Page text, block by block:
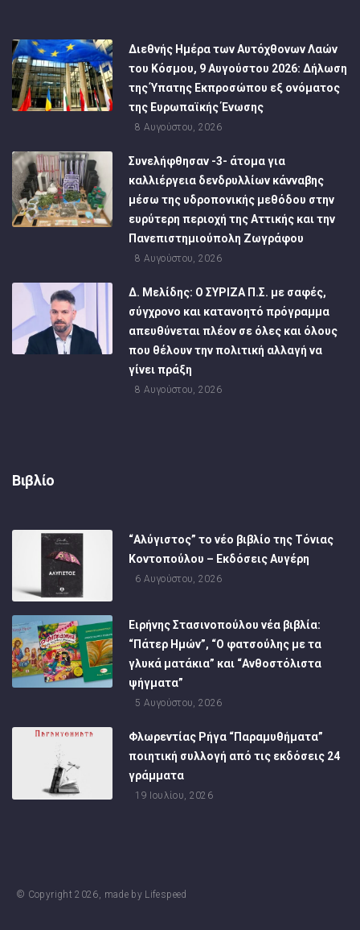
Διεθνής Ημέρα των Αυτόχθονων Λαών
του Κόσμου, 9 Αυγούστου 2026: Δήλωση
της Ύπατης Εκπροσώπου εξ ονόματος
της Ευρωπαϊκής Ένωσης
8 Αυγούστου, 2026
Συνελήφθησαν -3- άτομα για
καλλιέργεια δενδρυλλίων κάνναβης
μέσω της υδροπονικής μεθόδου στην
ευρύτερη περιοχή της Αττικής και την
Πανεπιστημιούπολη Ζωγράφου
8 Αυγούστου, 2026
Δ. Μελίδης: Ο ΣΥΡΙΖΑ Π.Σ. με σαφές,
σύγχρονο και κατανοητό πρόγραμμα
απευθύνεται πλέον σε όλες και όλους
που θέλουν την πολιτική αλλαγή να
γίνει πράξη
8 Αυγούστου, 2026
Βιβλίο
“Αλύγιστος” το νέο βιβλίο της Τόνιας
Κοντοπούλου – Εκδόσεις Αυγέρη
6 Αυγούστου, 2026
Ειρήνης Στασινοπούλου νέα βιβλία:
“Πάτερ Ημών”, “Ο φατσούλης με τα
γλυκά ματάκια” και “Ανθοστόλιστα
ψήγματα”
5 Αυγούστου, 2026
Φλωρεντίας Ρήγα “Παραμυθήματα”
ποιητική συλλογή από τις εκδόσεις 24
γράμματα
19 Ιουλίου, 2026
© Copyright2026, made by Lifespeed